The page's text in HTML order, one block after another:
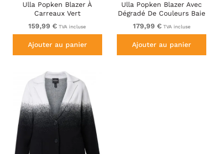
Ulla Popken Blazer À
Carreaux Vert
159,99 € TVA incluse
Ajouter au panier
Ulla Popken Blazer Avec
Dégradé De Couleurs Baie
179,99 € TVA incluse
Ajouter au panier